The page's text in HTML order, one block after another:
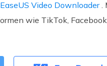
EaseUS Video Downloader.
wie TikTok,